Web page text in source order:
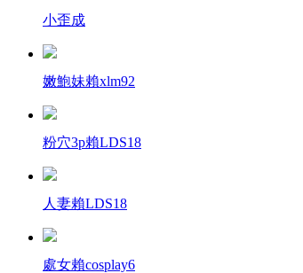
小歪成
嫩鮑妹賴xlm92
粉穴3p賴LDS18
人妻賴LDS18
處女賴cosplay6